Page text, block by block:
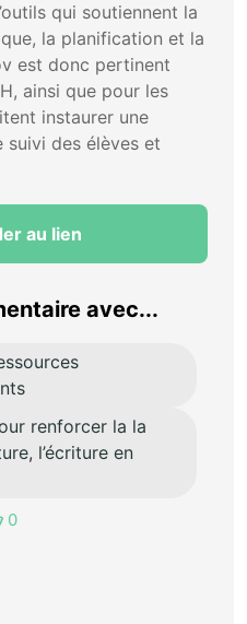
qui soutiennent la
la planification et la
est donc pertinent
ainsi que pour les
instaurer une
suivi des élèves et
au lien
avec...
renforcer la la
l’écriture en
0